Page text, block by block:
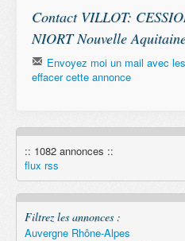
Contact VILLOT:
NIORT Nouvelle
Envoyez moi un mail avec
effacer cette annonce
Remember
:: 1082 annonces ::
flux rss
Filtrez les annonces :
Auvergne Rhône-Alpes